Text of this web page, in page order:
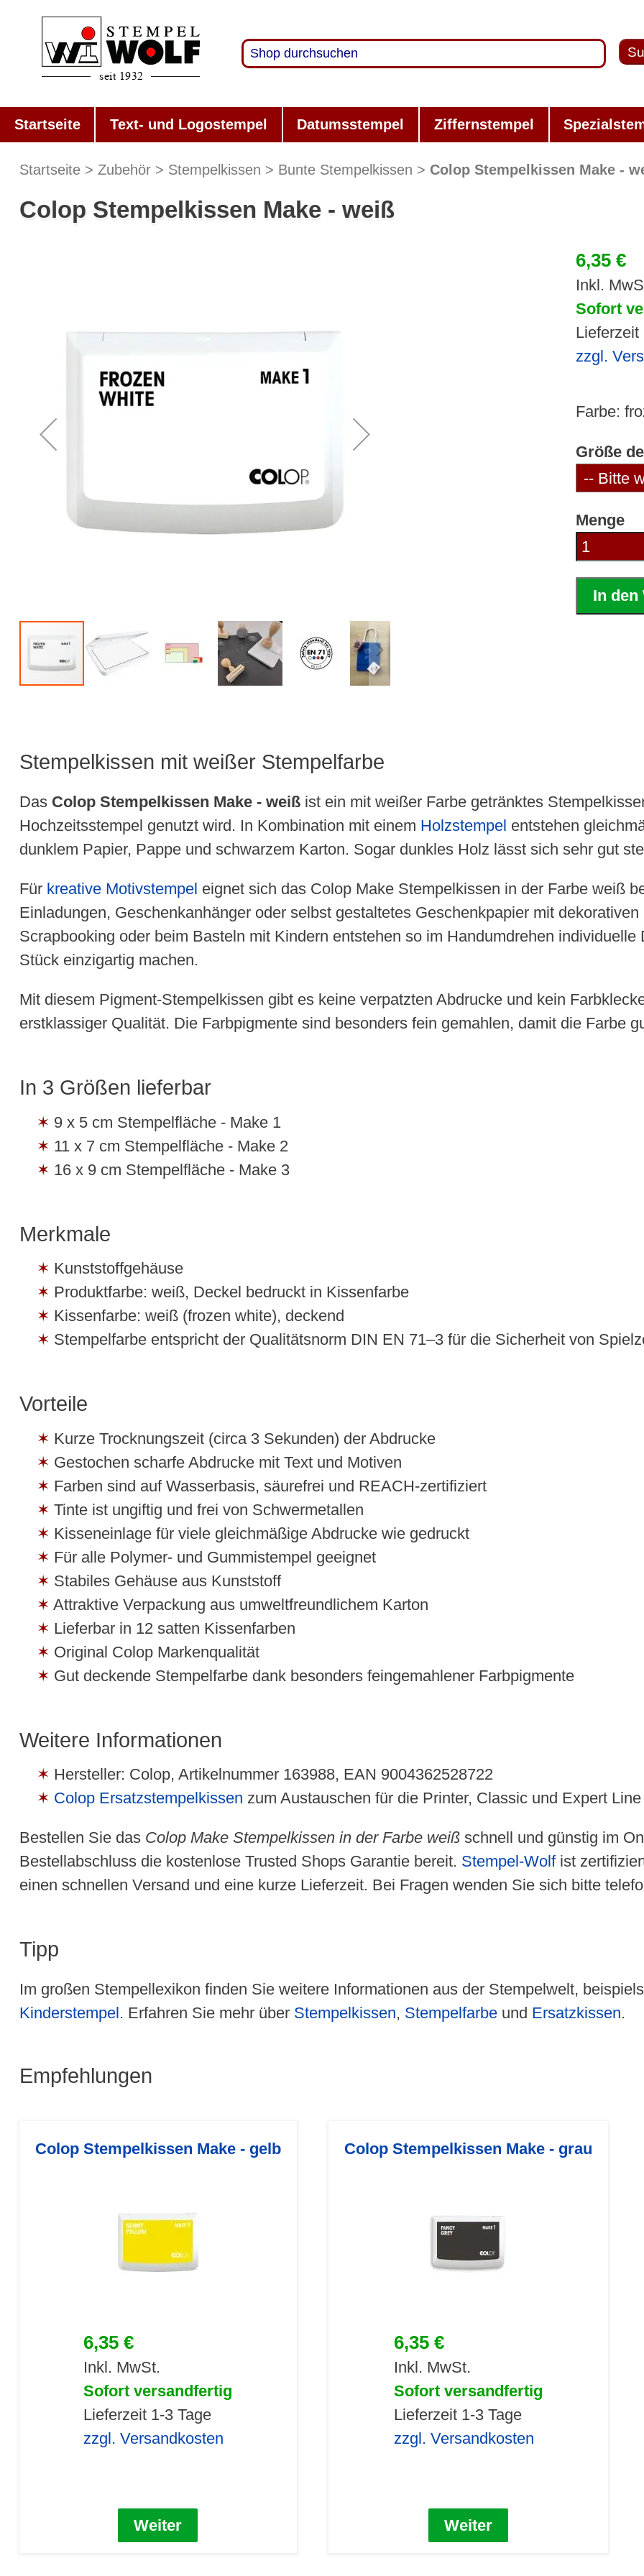
Startseite Text- und Logostempel Datumsstempel Ziffernstempel
Startseite Zubehör Stempelkissen Bunte Stempelkissen Colop Stempelkissen Make -
Colop Stempelkissen Make - weiß
6,35 €
Inkl.
Sofort
Lieferzeit
zzgl.
Farbe:
Größe
Menge
In den
Stempelkissen mit weißer Stempelfarbe
Das Colop Stempelkissen Make - weißist ein mit weißer Farbe getränktes
Hochzeitsstempel genutzt wird. In Kombination mit einem Holzstempel entstehen
dunklem Papier, Pappe und schwarzem Karton. Sogar dunkles Holz lässt sich sehr gut
Für kreative Motivstempel eignet sich das Colop Make Stempelkissen in der Farbe weiß
Einladungen, Geschenkanhänger oder selbst gestaltetes Geschenkpapier mit
Scrapbooking oder beim Basteln mit Kindern entstehen so im Handumdrehen
Stück einzigartig machen.
Mit diesem Pigment-Stempelkissen gibt es keine verpatzten Abdrucke und kein
erstklassiger Qualität. Die Farbpigmente sind besonders fein gemahlen, damit die Farbe
In 3 Größen lieferbar
9 x 5 cm Stempelfläche - Make 1
11 x 7 cm Stempelfläche - Make 2
16 x 9 cm Stempelfläche - Make 3
Merkmale
Kunststoffgehäuse
Produktfarbe: weiß, Deckel bedruckt in Kissenfarbe
Kissenfarbe: weiß (frozen white), deckend
Stempelfarbe entspricht der Qualitätsnorm DIN EN 71–3 für die Sicherheit von
Vorteile
Kurze Trocknungszeit (circa 3 Sekunden) der Abdrucke
Gestochen scharfe Abdrucke mit Text und Motiven
Farben sind auf Wasserbasis, säurefrei und REACH-zertifiziert
Tinte ist ungiftig und frei von Schwermetallen
Kisseneinlage für viele gleichmäßige Abdrucke wie gedruckt
Für alle Polymer- und Gummistempel geeignet
Stabiles Gehäuse aus Kunststoff
Attraktive Verpackung aus umweltfreundlichem Karton
Lieferbar in 12 satten Kissenfarben
Original Colop Markenqualität
Gut deckende Stempelfarbe dank besonders feingemahlener Farbpigmente
Weitere Informationen
Hersteller: Colop, Artikelnummer 163988, EAN 9004362528722
Colop Ersatzstempelkissen zum Austauschen für die Printer, Classic und Expert
Bestellen Sie das Colop Make Stempelkissen in der Farbe weißschnell und günstig im
Bestellabschluss die kostenlose Trusted Shops Garantie bereit. Stempel-Wolfist
einen schnellen Versand und eine kurze Lieferzeit. Bei Fragen wenden Sie sich bitte
Tipp
Im großen Stempellexikon finden Sie weitere Informationen aus der Stempelwelt,
Kinderstempel. Erfahren Sie mehr über Stempelkissen, Stempelfarbeund Ersatzkissen.
Empfehlungen
Colop Stempelkissen Make - gelb
6,35 €
Inkl. MwSt.
Sofort versandfertig
Lieferzeit 1-3 Tage
zzgl. Versandkosten
Weiter
Colop Stempelkissen Make - grau
6,35 €
Inkl. MwSt.
Sofort versandfertig
Lieferzeit 1-3 Tage
zzgl. Versandkosten
Weiter